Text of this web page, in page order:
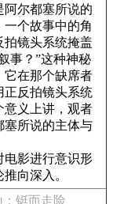
阿尔都塞所说的
个故事中的角
拍镜头系统掩盖
事？”这种神秘
它在那个缺席者
正反拍镜头系统
意义上讲，观者
塞所说的主体与
电影进行意识形
向深入。
；铤而走险